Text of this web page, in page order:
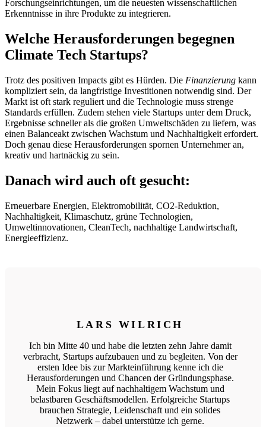
Forschungseinrichtungen, um die neuesten wissenschaftlichen
Erkenntnisse in ihre Produkte zu integrieren.
Welche Herausforderungen begegnen
Climate Tech Startups?
Trotz des positiven Impacts gibt es Hürden. Die Finanzierung kann
kompliziert sein, da langfristige Investitionen notwendig sind. Der
Markt ist oft stark reguliert und die Technologie muss strenge
Standards erfüllen. Zudem stehen viele Startups unter dem Druck,
Ergebnisse schneller als die großen Umweltschäden zu liefern, was
einen Balanceakt zwischen Wachstum und Nachhaltigkeit erfordert.
Doch genau diese Herausforderungen spornen Unternehmer an,
kreativ und hartnäckig zu sein.
Danach wird auch oft gesucht:
Erneuerbare Energien, Elektromobilität, CO2-Reduktion,
Nachhaltigkeit, Klimaschutz, grüne Technologien,
Umweltinnovationen, CleanTech, nachhaltige Landwirtschaft,
Energieeffizienz.
LARS WILRICH
Ich bin Mitte 40 und habe die letzten zehn Jahre damit
verbracht, Startups aufzubauen und zu begleiten. Von der
ersten Idee bis zur Markteinführung kenne ich die
Herausforderungen und Chancen der Gründungsphase.
Mein Fokus liegt auf nachhaltigem Wachstum und
belastbaren Geschäftsmodellen. Erfolgreiche Startups
brauchen Strategie, Leidenschaft und ein solides
Netzwerk – dabei unterstütze ich gerne.